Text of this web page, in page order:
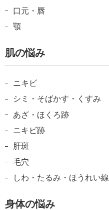
口元・唇
顎
肌の悩み
ニキビ
シミ・そばかす・くすみ
あざ・ほくろ跡
ニキビ跡
肝斑
毛穴
しわ・たるみ・ほうれい線
身体の悩み